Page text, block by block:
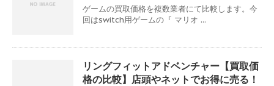
ゲームの買取価格を複数業者にて比較します。今
回はswitch用ゲームの『 マリオ ...
リングフィットアドベンチャー【買取価
格の比較】店頭やネットでお得に売る！